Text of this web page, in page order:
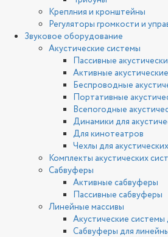
Креплния и кронштейны
Регуляторы громкости и
Звуковое оборудование
Акустические системы
Пассивные
Активные
Беспроводные
Портативные
Всепогодные
Динамики для
Для кинотеатров
Чехлы для
Комплекты акустических
Сабвуферы
Активные сабвуферы
Пассивные сабвуферы
Линейные массивы
Акустические системы
Сабвуферы для